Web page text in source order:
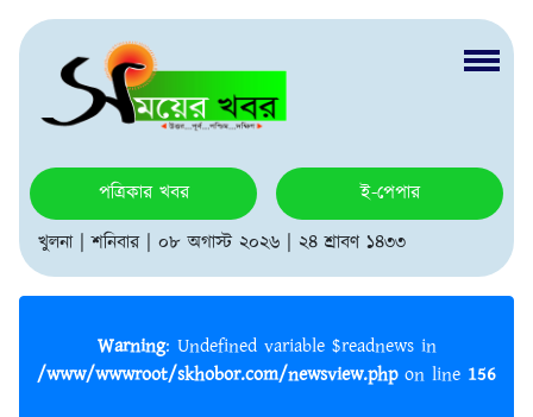
পত্রিকার খবর
ই-পেপার
খুলনা | শনিবার | ০৮ অগাস্ট ২০২৬ | ২৪ শ্রাবণ ১৪৩৩
Warning : Undefined variable $readnews in
/www/wwwroot/skhobor.com/newsview.phpon line 156